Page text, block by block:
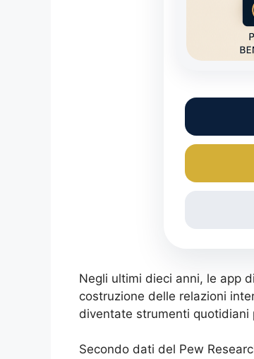
Negli ultimi dieci anni, le app
costruzione delle relazioni
diventate strumenti
Secondo dati del Pew